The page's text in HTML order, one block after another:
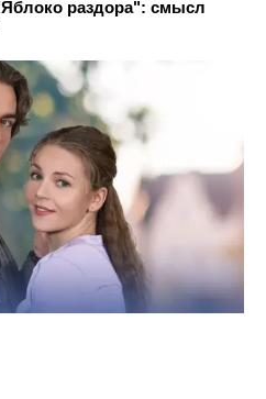
раздора": смысл